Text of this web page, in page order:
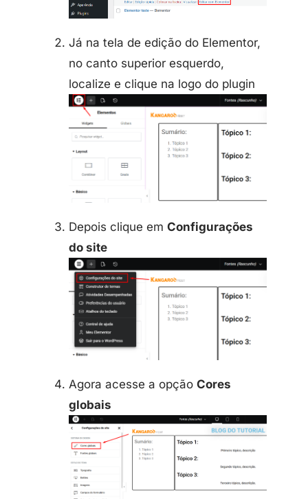
Já na tela de edição do Elementor,
no canto superior esquerdo,
localize e clique na logo do plugin
Depois clique em Configurações
do site
Agora acesse a opção Cores
globais